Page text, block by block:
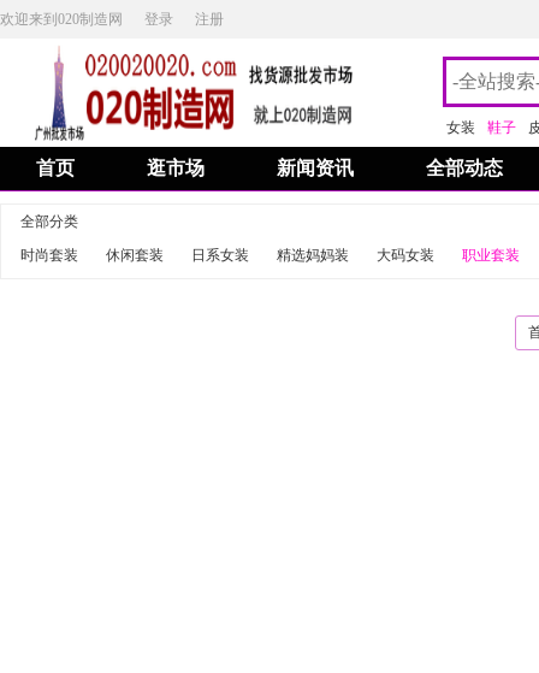
欢迎来到020制造网 登录 注册
女装 鞋子
首页 逛市场 新闻资讯 全部动态
全部分类
时尚套装
休闲套装 日系女装 精选妈妈装 大码女装 职业套装